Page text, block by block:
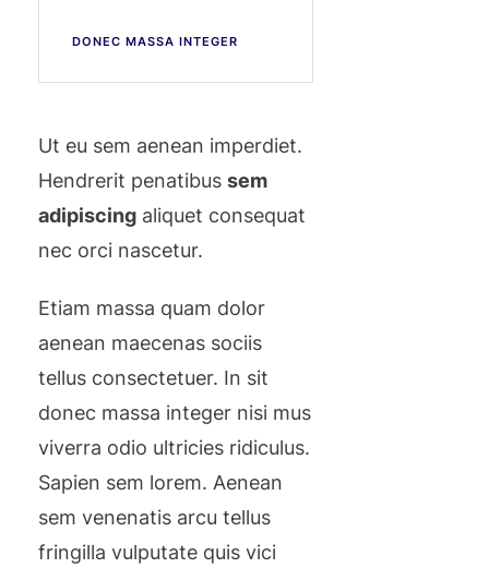
DONEC MASSA INTEGER
Ut eu sem aenean imperdiet.
Hendrerit penatibus sem
adipiscing aliquet consequat
nec orci nascetur.
Etiam massa quam dolor
aenean maecenas sociis
tellus consectetuer. In sit
donec massa integer nisi mus
viverra odio ultricies ridiculus.
Sapien sem lorem. Aenean
sem venenatis arcu tellus
fringilla vulputate quis vici